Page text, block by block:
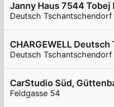
Janny Haus 7544
Deutsch Tschantschendorf
CHARGEWELL
Deutsch Tschantschendorf
CarStudio Süd,
Feldgasse 54